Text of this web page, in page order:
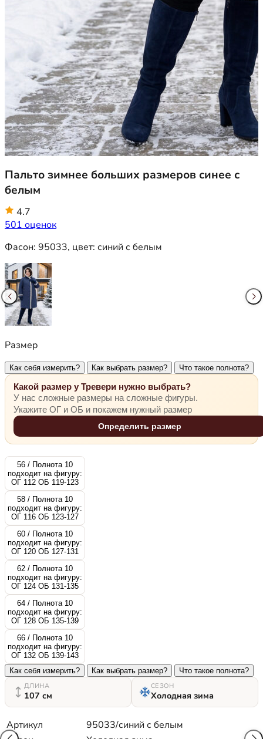
Пальто зимнее больших размеров синее с
белым
4.7
501 оценок
Фасон: 95033, цвет: синий с белым
Размер
Как себя измерить? Как выбрать размер? Что такое полнота?
Какой размер у Тревери нужно выбрать?
У нас сложные размеры на сложные фигуры.
Укажите ОГ и ОБ и покажем нужный размер
Определить размер
56 / Полнота 10
подходит на фигуру:
ОГ 112 ОБ 119-123
58 / Полнота 10
подходит на фигуру:
ОГ 116 ОБ 123-127
60 / Полнота 10
подходит на фигуру:
ОГ 120 ОБ 127-131
62 / Полнота 10
подходит на фигуру:
ОГ 124 ОБ 131-135
64 / Полнота 10
подходит на фигуру:
ОГ 128 ОБ 135-139
66 / Полнота 10
подходит на фигуру:
ОГ 132 ОБ 139-143
Как себя измерить?
Как выбрать размер?
Что такое полнота?
ДЛИНА
107 см
СЕЗОН
Холодная зима
Артикул
95033/синий с белым